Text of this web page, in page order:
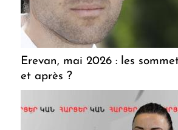
Erevan, mai 2026 : les
et après ?